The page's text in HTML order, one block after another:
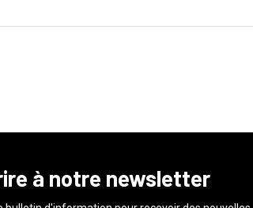
à notre newsletter